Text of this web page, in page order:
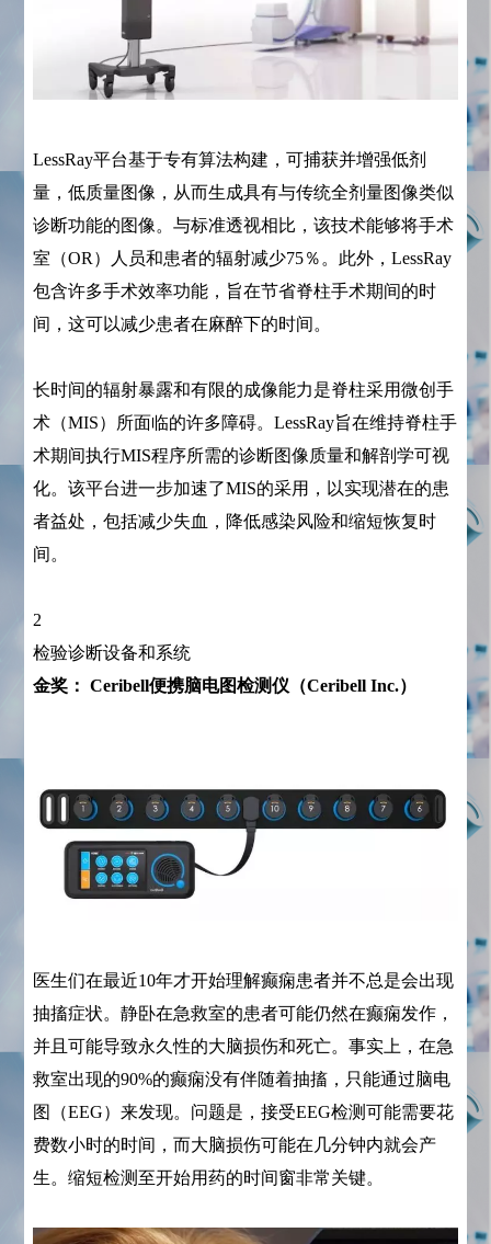
LessRay平台基于专有算法构建，可捕获并增强低剂
量，低质量图像，从而生成具有与传统全剂量图像类似
诊断功能的图像。与标准透视相比，该技术能够将手术
室（OR）人员和患者的辐射减少75％。此外，LessRay
包含许多手术效率功能，旨在节省脊柱手术期间的时
间，这可以减少患者在麻醉下的时间。
长时间的辐射暴露和有限的成像能力是脊柱采用微创手
术（MIS）所面临的许多障碍。LessRay旨在维持脊柱手
术期间执行MIS程序所需的诊断图像质量和解剖学可视
化。该平台进一步加速了MIS的采用，以实现潜在的患
者益处，包括减少失血，降低感染风险和缩短恢复时
间。
2
检验诊断设备和系统
金奖： Ceribell便携脑电图检测仪（Ceribell Inc.）
医生们在最近10年才开始理解癫痫患者并不总是会出现
抽搐症状。静卧在急救室的患者可能仍然在癫痫发作，
并且可能导致永久性的大脑损伤和死亡。事实上，在急
救室出现的90%的癫痫没有伴随着抽搐，只能通过脑电
图（EEG）来发现。问题是，接受EEG检测可能需要花
费数小时的时间，而大脑损伤可能在几分钟内就会产
生。缩短检测至开始用药的时间窗非常关键。